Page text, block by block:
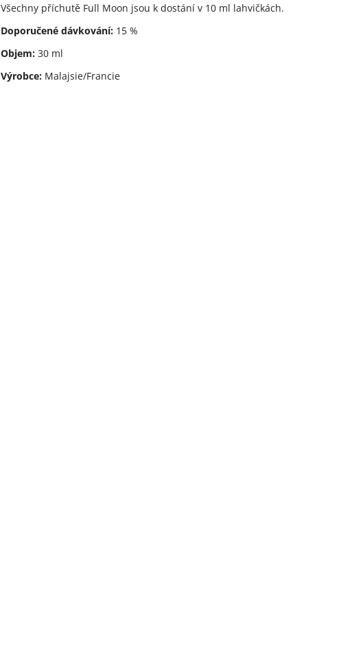
Všechny příchutě Full Moon jsou k dostání v 10 ml lahvičkách.
Doporučené dávkování: 15 %
Objem: 30 ml
Výrobce: Malajsie/Francie